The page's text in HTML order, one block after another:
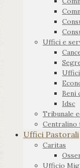
Uffici e
Beni
Idsc
Tribunale
Centralino
Uffici Pastorali
Caritas
Ufficio